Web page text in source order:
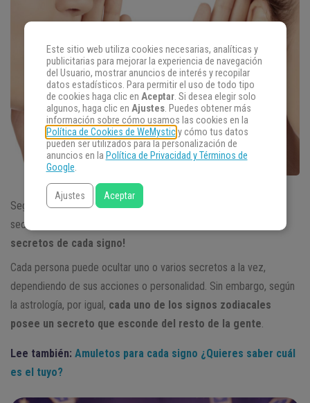
Según la astrología, cada uno de los signos zodiacales posee un
secreto que esconde del resto de la gente.
secretos de cada signo!
Cada persona puede ocultar uno o varios secretos a la vez,
dependiendo de sus acciones o personalidad. Sin embargo, según
la astrología, por igual, cada uno de los signos zodiacales
posee un secreto que esconde del resto de la gente
Lee también: Amuletos para cada signo ¿Quieres saber cuál
es el tuyo?
Este sitio web utiliza cookies necesarias, analíticas y
publicitarias para mejorar la experiencia de navegación
del Usuario, mostrar anuncios de interés y recopilar
datos estadísticos. Para permitir el uso de todo tipo
de cookies haga clic en Aceptar. Si desea elegir solo
algunos, haga clic en Ajustes. Puedes obtener más
información sobre cómo usamos las cookies en la
Política de Cookies de WeMysticy cómo tus datos
pueden ser utilizados para la personalización de
anuncios en la Política de Privacidad y Términos de
Google.
Ajustes Aceptar